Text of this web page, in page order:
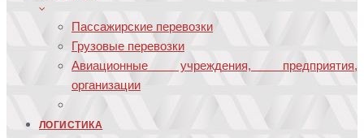
Пассажирские перевозки
Грузовые перевозки
Авиационные учреждения, предприятия,
организации
ЛОГИСТИКА